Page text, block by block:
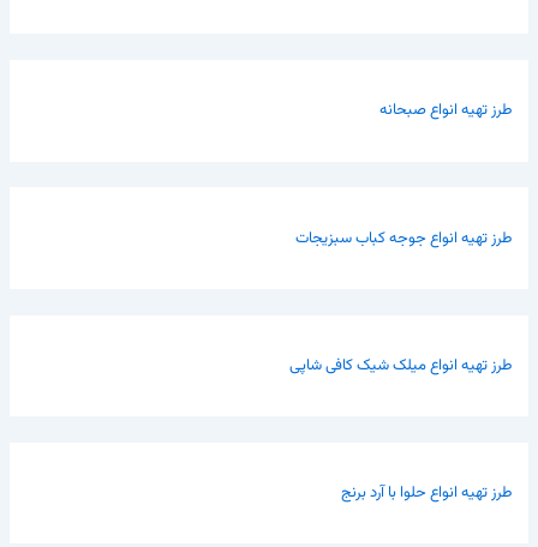
طرز تهیه انواع صبحانه
طرز تهیه انواع جوجه کباب سبزیجات
طرز تهیه انواع میلک شیک کافی شاپی
طرز تهیه انواع حلوا با آرد برنج